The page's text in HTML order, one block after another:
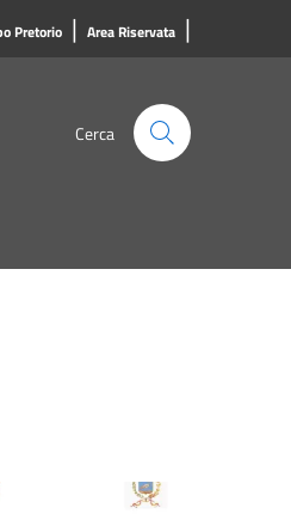
Pretorio | Area Riservata |
Cerca